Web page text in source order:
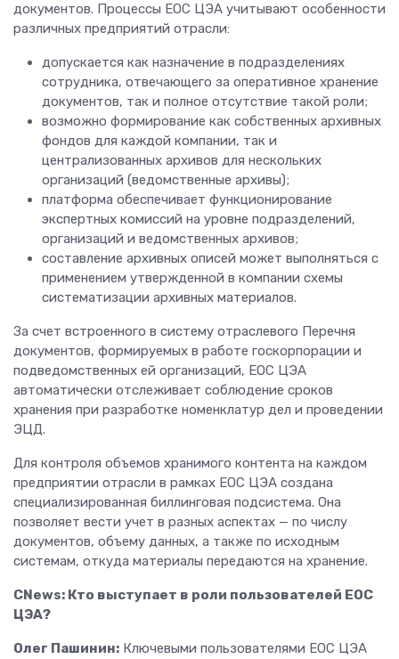
документов. Процессы ЕОС ЦЭА учитывают особенности
различных предприятий отрасли:
допускается как назначение в подразделениях
сотрудника, отвечающего за оперативное хранение
документов, так и полное отсутствие такой роли;
возможно формирование как собственных архивных
фондов для каждой компании, так и
централизованных архивов для нескольких
организаций (ведомственные архивы);
платформа обеспечивает функционирование
экспертных комиссий на уровне подразделений,
организаций и ведомственных архивов;
составление архивных описей может выполняться с
применением утвержденной в компании схемы
систематизации архивных материалов.
За счет встроенного в систему отраслевого Перечня
документов, формируемых в работе госкорпорации и
подведомственных ей организаций, ЕОС ЦЭА
автоматически отслеживает соблюдение сроков
хранения при разработке номенклатур дел и проведении
ЭЦД.
Для контроля объемов хранимого контента на каждом
предприятии отрасли в рамках ЕОС ЦЭА создана
специализированная биллинговая подсистема. Она
позволяет вести учет в разных аспектах — по числу
документов, объему данных, а также по исходным
системам, откуда материалы передаются на хранение.
CNews: Кто выступает в роли пользователей ЕОС
ЦЭА?
Олег Пашинин: Ключевыми пользователями ЕОС ЦЭА